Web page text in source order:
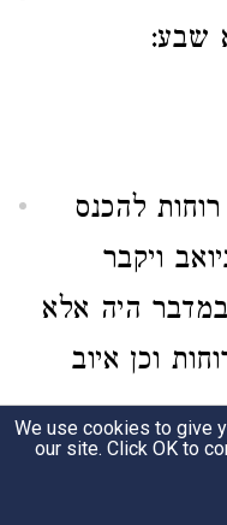
שבע:
להכנס
ויקבר
היה אלא
וכן איוב
We use cookies to give
our site. Click OK to